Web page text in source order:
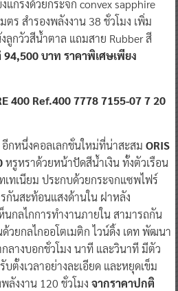
กร่งด้วยกระจก convex sapphire
ร สำรองพลังงาน 38 ชั่วโมง เพิ่ม
ลูกวัวสีน้ำตาล แถมสาย Rubber สี
บาท ราคาพิเศษเพียง
400 Ref.400 7778 7155-07 7 20
กหนึ่งคอลเลกชั่นใหม่ที่น่าสะสม ORIS
หรูหราด้วยหน้าปัดสีน้ำเงิน ทั้งตัวเรือน
ทเนียม ประกบด้วยกระจกแซพไฟร์
กันสะท้อนแสงด้านใน ฝาหลัง
นกลไกการทำงานภายใน สามารถกัน
วยกลไกออโตเมติก ไวน์ดิ้ง เดท พัฒนา
กลางบอกชั่วโมง นาที และวินาที มีตัว
งเวลาอย่างละเอียด และหยุดเข็ม
ลังงาน 120 ชั่วโมง จากราคาปกติ